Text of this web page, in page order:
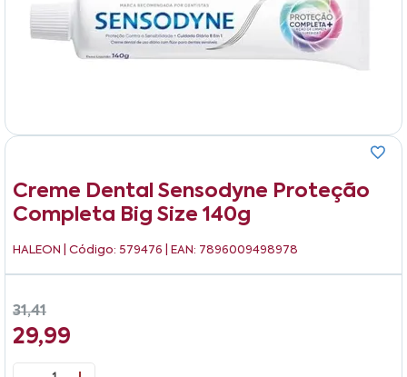
Creme Dental Sensodyne Proteção
Completa Big Size 140g
HALEON | Código: 579476 | EAN: 7896009498978
31,41
29,99